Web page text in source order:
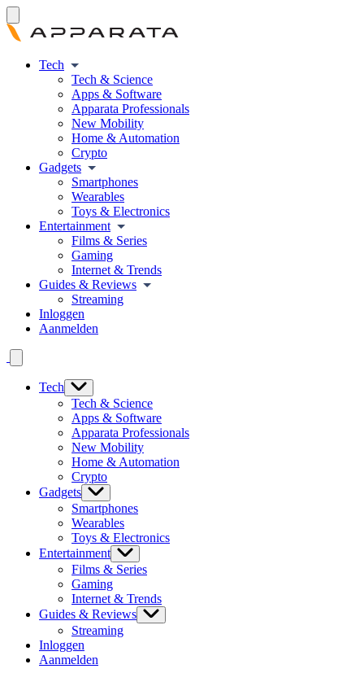
Tech
Tech & Science
Apps & Software
Apparata Professionals
New Mobility
Home & Automation
Crypto
Gadgets
Smartphones
Wearables
Toys & Electronics
Entertainment
Films & Series
Gaming
Internet & Trends
Guides & Reviews
Streaming
Inloggen
Aanmelden
Tech
Tech & Science
Apps & Software
Apparata Professionals
New Mobility
Home & Automation
Crypto
Gadgets
Smartphones
Wearables
Toys & Electronics
Entertainment
Films & Series
Gaming
Internet & Trends
Guides & Reviews
Streaming
Inloggen
Aanmelden